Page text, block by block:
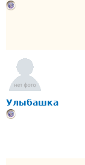
Улыбашка